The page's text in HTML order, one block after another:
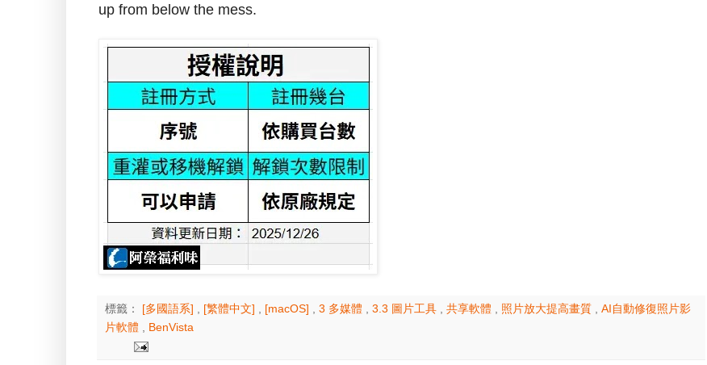
up from below the mess.
標籤： [多國語系] [繁體中文] [macOS] 3 多媒體 3.3 圖片工具 共享軟體 照片放大提高畫質
AI自動修復照片影
片軟體
BenVista